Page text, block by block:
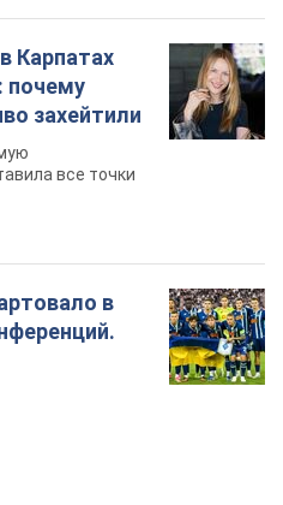
Карпатах
почему
захейтили
все точки
в